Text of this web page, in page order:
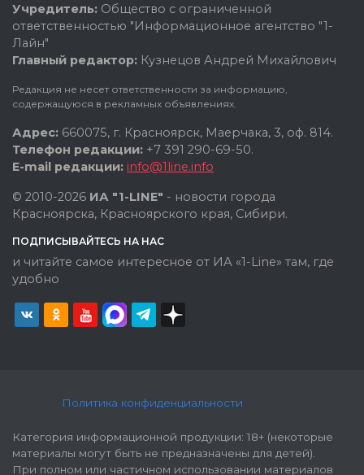
Учредитель: Общество с ограниченной
ответственностью "Информационное агентство "1-
Лайн"
Главный редактор: Кузнецов Андрей Михайлович
Редакция не несет ответственности за информацию,
содержащуюся в рекламных объявлениях.
Адрес: 660075, г. Красноярск, Маерчака, 3, оф. 814.
Телефон редакции: +7 391 290-69-50.
E-mail редакции: info@1line.info
© 2010-2026 ИА "1-LINE" - новости города
Красноярска, Красноярского края, Сибири.
ПОДПИСЫВАЙТЕСЬ НА НАС
и читайте самое интересное от ИА «1-Line» там, где
удобно
Политика конфиденциальности
Категория информационной продукции: 18+ (некоторые
материалы могут быть не предназначены для детей).
При полном или частичном использовании материалов